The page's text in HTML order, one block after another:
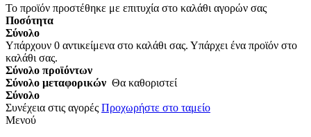
Το προϊόν προστέθηκε με επιτυχία στο καλάθι αγορών σας
Ποσότητα
Σύνολο
Υπάρχουν 0 αντικείμενα στο καλάθι σας. Υπάρχει ένα προϊόν στο
καλάθι σας.
Σύνολο προϊόντων
Σύνολο μεταφορικών Θα καθοριστεί
Σύνολο
Συνέχεια στις αγορές Προχωρήστε στο ταμείο
Μενού